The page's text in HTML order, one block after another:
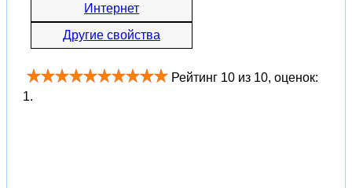
Интернет
Другие свойства
Рейтинг 10 из 10, оценок:
1.